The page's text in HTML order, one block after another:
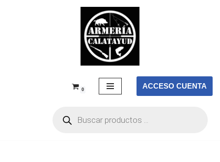
0 ACCESO CUENTA